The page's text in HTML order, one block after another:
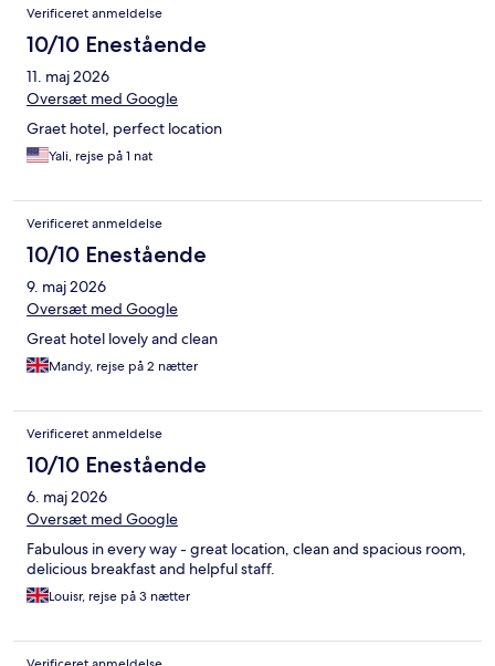
Verificeret anmeldelse
10/10 Enestående
11. maj 2026
Oversæt med Google
Graet hotel, perfect location
Yali, rejse på 1 nat
Verificeret anmeldelse
10/10 Enestående
9. maj 2026
Oversæt med Google
Great hotel lovely and clean
Mandy, rejse på 2 nætter
Verificeret anmeldelse
10/10 Enestående
6. maj 2026
Oversæt med Google
Fabulous in every way - great location, clean and spacious room,
delicious breakfast and helpful staff.
Louisr, rejse på 3 nætter